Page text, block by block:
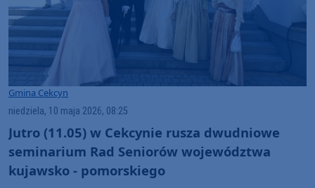
Gmina Cekcyn
niedziela, 10 maja 2026, 08:25
Jutro (11.05) w Cekcynie rusza dwudniowe
seminarium Rad Seniorów województwa
kujawsko - pomorskiego